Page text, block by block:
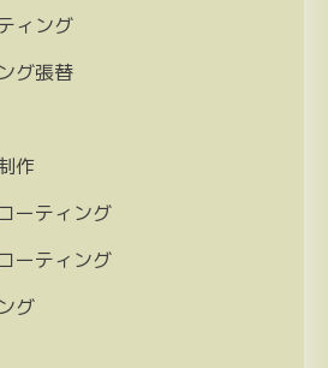
ィング
グ張替
作
ーティング
ーティング
グ